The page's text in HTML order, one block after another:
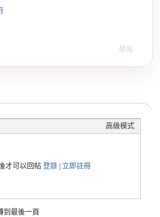
舉報
高級模式
才可以回帖 登錄| 立即註冊
到最後一頁